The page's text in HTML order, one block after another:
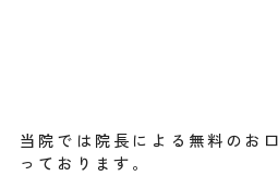
当院では院長による無料のお
っております。